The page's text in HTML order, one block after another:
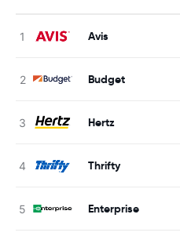
Avis
Budget
Hertz
Thrifty
Enterprise